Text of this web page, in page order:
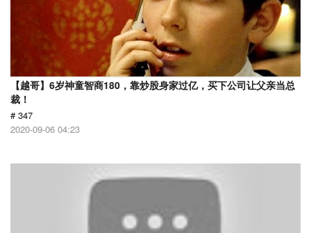
【越哥】6岁神童智商180，靠炒股身家过亿，买下公司让父亲当总
裁！
# 347
2020-09-06 04:23